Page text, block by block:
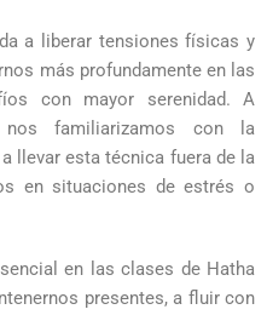
a liberar tensiones físicas y
más profundamente en las
con mayor serenidad. A
familiarizamos con la
llevar esta técnica fuera de la
en situaciones de estrés o
en las clases de Hatha
presentes, a fluir con